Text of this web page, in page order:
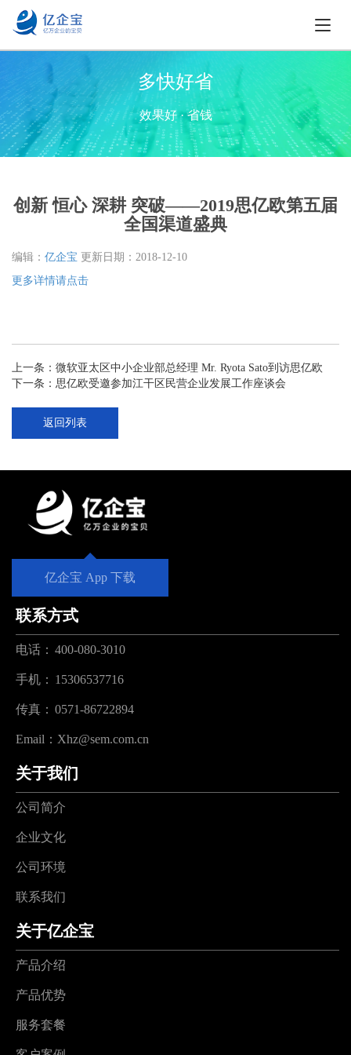
多快好省
效果好 · 省钱
创新 恒心 深耕 突破——2019思亿欧第五届
全国渠道盛典
编辑： 亿企宝 更新日期： 2018-12-10
更多详情请点击
上一条： 微软亚太区中小企业部总经理 Mr. Ryota Sato到访思亿欧
下一条： 思亿欧受邀参加江干区民营企业发展工作座谈会
返回列表
亿企宝 App 下载
联系方式
电话： 400-080-3010
手机： 15306537716
传真： 0571-86722894
Email： Xhz@sem.com.cn
关于我们
公司简介
企业文化
公司环境
联系我们
关于亿企宝
产品介绍
产品优势
服务套餐